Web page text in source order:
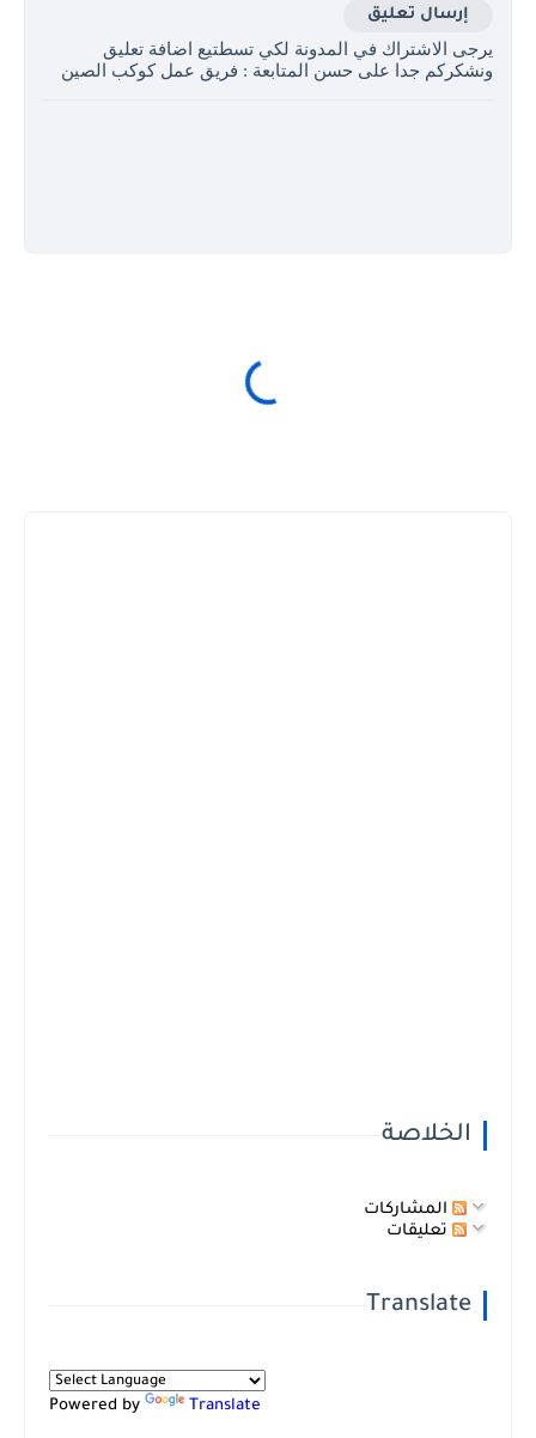
إرسال تعليق
يرجى الاشتراك في المدونة لكي تسطتيع اضافة تعليق
ونشكركم جدا على حسن المتابعة : فريق عمل كوكب الصين
الخلاصة
المشاركات
تعليقات
Translate
Powered by Translate